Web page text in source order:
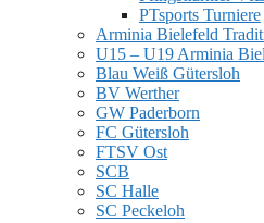
PTsports Turniere
Arminia Bielefeld
U15 – U19 Arminia
Blau Weiß Gütersloh
BV Werther
GW Paderborn
FC Gütersloh
FTSV Ost
SCB
SC Halle
SC Peckeloh